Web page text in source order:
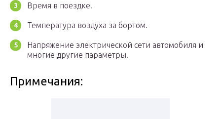
Время в поездке.
Температура воздуха за бортом.
Напряжение электрической сети автомобиля и
многие другие параметры.
Примечания: